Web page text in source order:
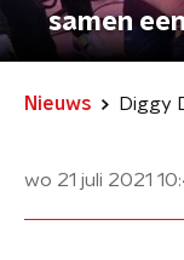
samen
Nieuws
wo 21 juli 2021